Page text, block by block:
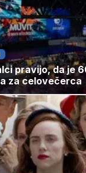
pravijo, da je
za celovečerca